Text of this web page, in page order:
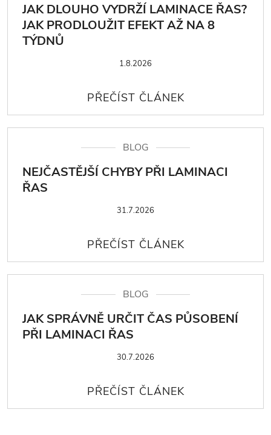
JAK DLOUHO VYDRŽÍ LAMINACE ŘAS?
JAK PRODLOUŽIT EFEKT AŽ NA 8
TÝDNŮ
1.8.2026
BLOG
NEJČASTĚJŠÍ CHYBY PŘI LAMINACI
ŘAS
31.7.2026
BLOG
JAK SPRÁVNĚ URČIT ČAS PŮSOBENÍ
PŘI LAMINACI ŘAS
30.7.2026